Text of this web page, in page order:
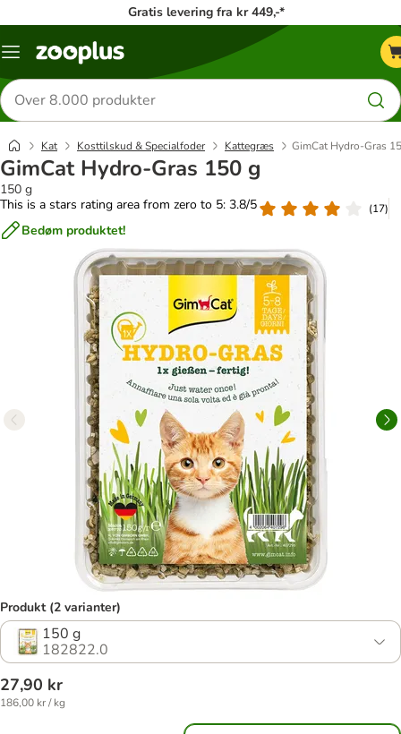
Gratis levering fra kr 449,-*
Menu
Søg
efter
produkter
Kat Kosttilskud & Specialfoder Kattegræs GimCat Hydro-Gras
GimCat Hydro-Gras 150 g
150 g
This is a stars rating area from zero to 5: 3.8/5
(17)
Bedøm produktet!
Produkt (2 varianter)
150 g
182822.0
27,90 kr
186,00 kr / kg